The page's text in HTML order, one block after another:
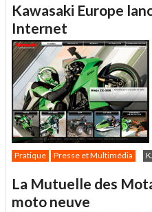
à
Kawasaki Europe
Internet
Pratique Presse et Multimédia
La Mutuelle des
moto neuve